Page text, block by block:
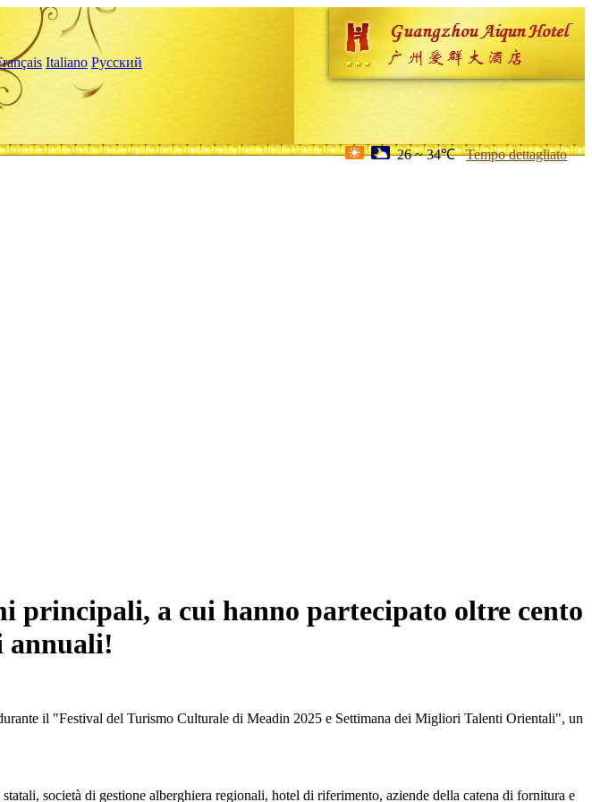
Italiano Русский
26 ~ 34℃ Tempo dettagliato
principali, a cui hanno partecipato oltre cento
annuali!
il "Festival del Turismo Culturale di Meadin 2025 e Settimana dei Migliori Talenti Orientali", un
società di gestione alberghiera regionali, hotel di riferimento, aziende della catena di fornitura e